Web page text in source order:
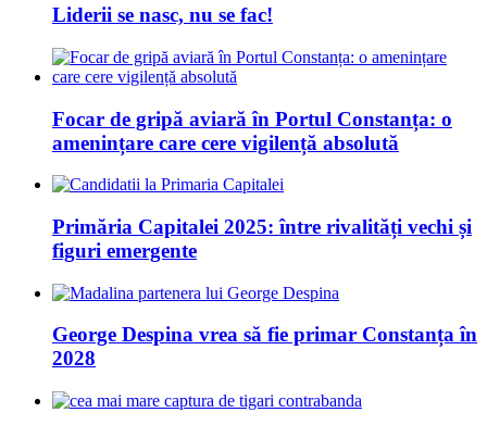
Liderii se nasc, nu se fac!
Focar de gripă aviară în Portul Constanța: o
amenințare care cere vigilență absolută
Primăria Capitalei 2025: între rivalități vechi și
figuri emergente
George Despina vrea să fie primar Constanța în
2028